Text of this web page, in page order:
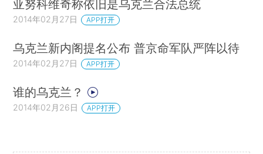
亚努科维奇称依旧是乌克兰合法总统
2014年02月27日 APP打开
乌克兰新内阁提名公布 普京命军队严阵以待
2014年02月27日 APP打开
谁的乌克兰？
2014年02月26日 APP打开